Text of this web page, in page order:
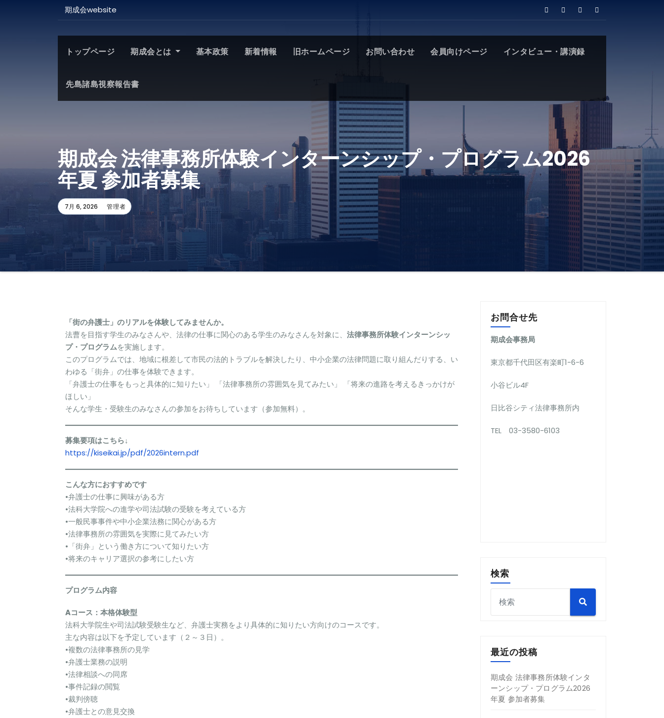
期成会website
トップページ 期成会とは 基本政策 新着情報 旧ホームページ お問い合わせ 会員向けページ インタビュー・講演録
先島諸島視察報告書
期成会 法律事務所体験インターンシップ・プログラム2026
年夏 参加者募集
7月 6, 2026 管理者
「街の弁護士」のリアルを体験してみませんか。
法曹を目指す学生のみなさんや、法律の仕事に関心のある学生のみなさんを対象に、 法律事務所体験インターンシッ
プ・プログラムを実施します。
このプログラムでは、地域に根差して市民の法的トラブルを解決したり、中小企業の法律問題に取り組んだりする、い
わゆる「街弁」の仕事を体験できます。
「弁護士の仕事をもっと具体的に知りたい」 「法律事務所の雰囲気を見てみたい」 「将来の進路を考えるきっかけが
ほしい」
そんな学生・受験生のみなさんの参加をお待ちしています（参加無料）。
募集要項はこちら↓
https://kiseikai.jp/pdf/2026intern.pdf
こんな方におすすめです
•弁護士の仕事に興味がある方
•法科大学院への進学や司法試験の受験を考えている方
•一般民事事件や中小企業法務に関心がある方
•法律事務所の雰囲気を実際に見てみたい方
•「街弁」という働き方について知りたい方
•将来のキャリア選択の参考にしたい方
プログラム内容
Aコース：本格体験型
法科大学院生や司法試験受験生など、弁護士実務をより具体的に知りたい方向けのコースです。
主な内容は以下を予定しています（２～３日）。
•複数の法律事務所の見学
•弁護士業務の説明
•法律相談への同席
•事件記録の閲覧
•裁判傍聴
•弁護士との意見交換
お問合せ先
期成会事務局
東京都千代田区有楽町1-6-6
小谷ビル4F
日比谷シティ法律事務所内
TEL 03-3580-6103
検索
最近の投稿
期成会 法律事務所体験インタ
ーンシップ・プログラム2026
年夏 参加者募集